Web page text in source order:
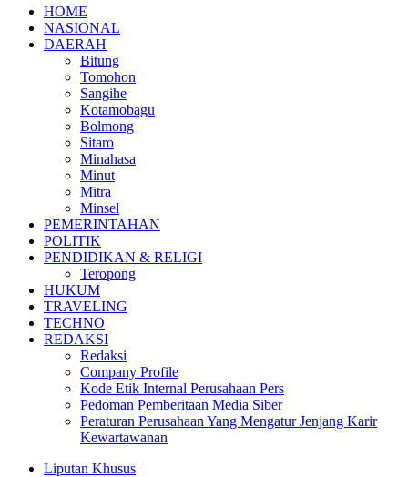
HOME
NASIONAL
DAERAH
Bitung
Tomohon
Sangihe
Kotamobagu
Bolmong
Sitaro
Minahasa
Minut
Mitra
Minsel
PEMERINTAHAN
POLITIK
PENDIDIKAN & RELIGI
Teropong
HUKUM
TRAVELING
TECHNO
REDAKSI
Redaksi
Company Profile
Kode Etik Internal Perusahaan Pers
Pedoman Pemberitaan Media Siber
Peraturan Perusahaan Yang Mengatur Jenjang Karir
Kewartawanan
Liputan Khusus